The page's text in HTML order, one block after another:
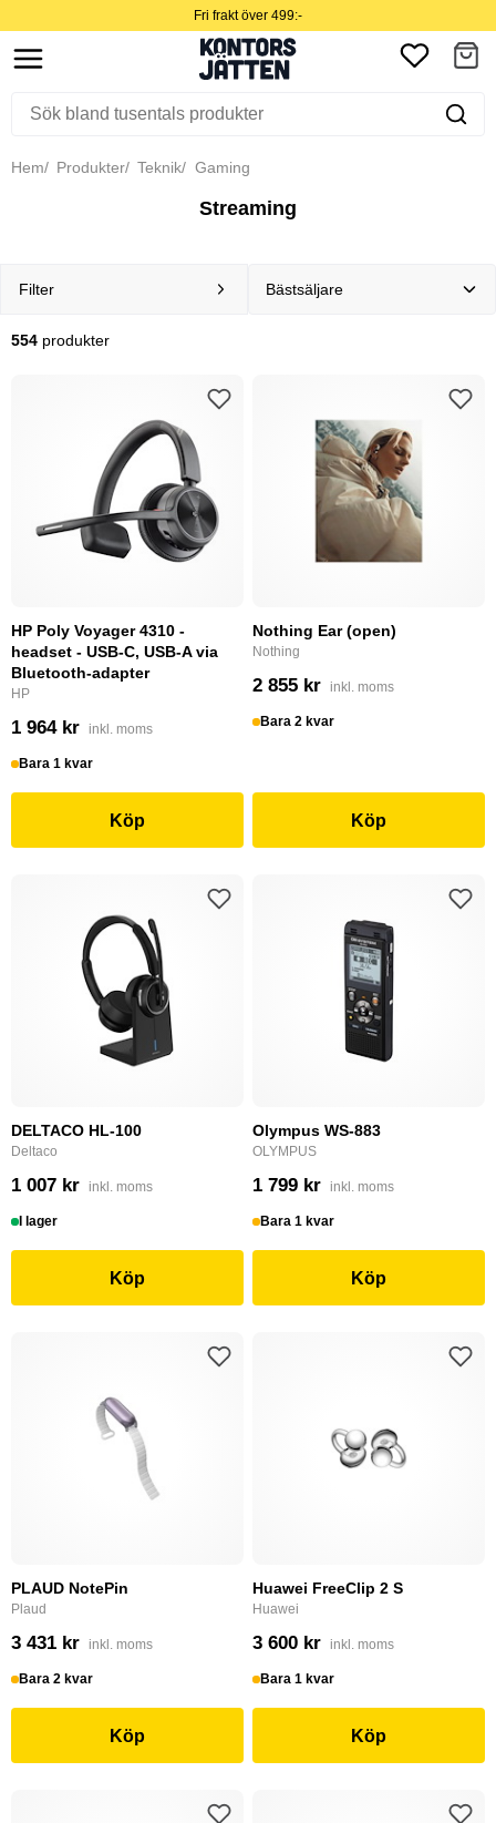
Fri frakt över 499:-
Hem Produkter Teknik Gaming
Streaming
Filter
554 produkter
HP Poly Voyager 4310 -
headset - USB-C, USB-A via
Bluetooth-adapter
HP
1 964 kr inkl. moms
Bara 1 kvar
Köp
Nothing Ear (open)
Nothing
2 855 kr inkl. moms
Bara 2 kvar
Köp
DELTACO HL-100
Deltaco
1 007 kr inkl. moms
I lager
Köp
Olympus WS-883
OLYMPUS
1 799 kr inkl. moms
Bara 1 kvar
Köp
PLAUD NotePin
Plaud
3 431 kr inkl. moms
Bara 2 kvar
Köp
Huawei FreeClip 2 S
Huawei
3 600 kr inkl. moms
Bara 1 kvar
Köp